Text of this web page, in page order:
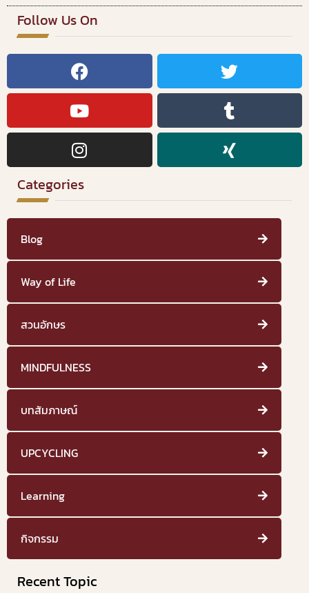
Follow Us On
Categories
Blog
Way of Life
สวนอักษร
MINDFULNESS
บทสัมภาษณ์
UPCYCLING
Learning
กิจกรรม
Recent Topic